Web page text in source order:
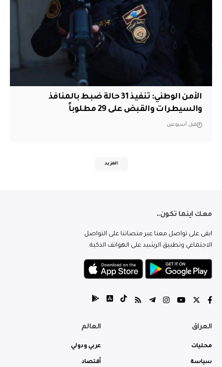
الأمن الوطني: تنفيذ 31 حالة ضبط بالمنافذ
والسيطرات والقبض على 29 مطلوباً
قبل أسبوعين
المزيد
معك اينما تكون..
ابقى على تواصل معنا عبر منصاتنا على التواصل
الاجتماعي وتطبيق الرشيد على الهواتف الذكية.
العراق
محليات
سياسة
العالم
عربي ودولي
أقتصاد